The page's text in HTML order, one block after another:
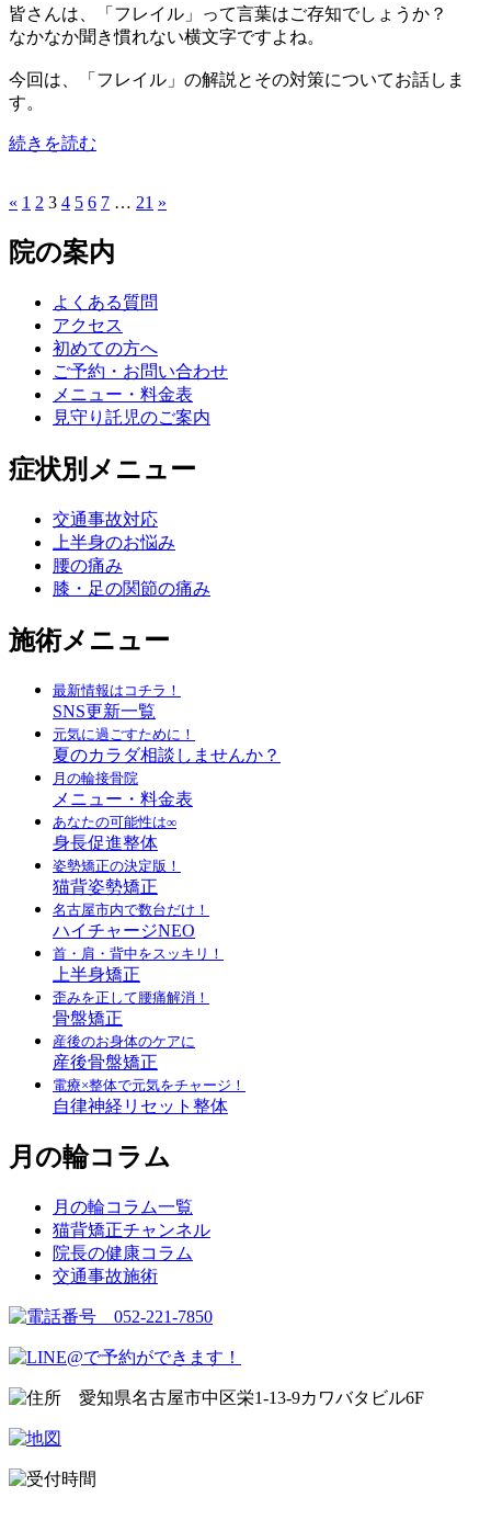
皆さんは、「フレイル」って言葉はご存知でしょうか？
なかなか聞き慣れない横文字ですよね。
今回は、「フレイル」の解説とその対策についてお話しま
す。
続きを読む
« 1 2 3 4 5 6 7 … 21 »
院の案内
よくある質問
アクセス
初めての方へ
ご予約・お問い合わせ
メニュー・料金表
見守り託児のご案内
症状別メニュー
交通事故対応
上半身のお悩み
腰の痛み
膝・足の関節の痛み
施術メニュー
最新情報はコチラ！
SNS更新一覧
元気に過ごすために！
夏のカラダ相談しませんか？
月の輪接骨院
メニュー・料金表
あなたの可能性は∞
身長促進整体
姿勢矯正の決定版！
猫背姿勢矯正
名古屋市内で数台だけ！
ハイチャージNEO
首・肩・背中をスッキリ！
上半身矯正
歪みを正して腰痛解消！
骨盤矯正
産後のお身体のケアに
産後骨盤矯正
電療×整体で元気をチャージ！
自律神経リセット整体
月の輪コラム
月の輪コラム一覧
猫背矯正チャンネル
院長の健康コラム
交通事故施術